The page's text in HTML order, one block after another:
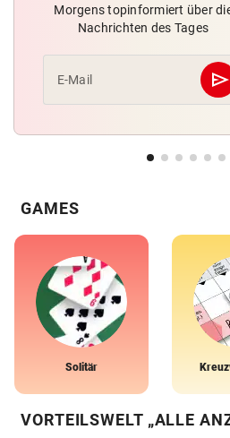
Morgens topinformiert über
Nachrichten des Tages
E-Mail send
GAMES
Solitär
VORTEILSWELT „ALLE